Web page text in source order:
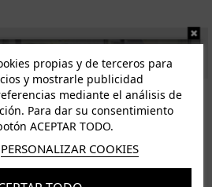
50€
de 50€
realizados a partir de las 12.00h serán enviados el
propias y de terceros para
y mostrarle publicidad
mediante el análisis de
Para dar su consentimiento
ACEPTAR TODO.
PERSONALIZAR COOKIES